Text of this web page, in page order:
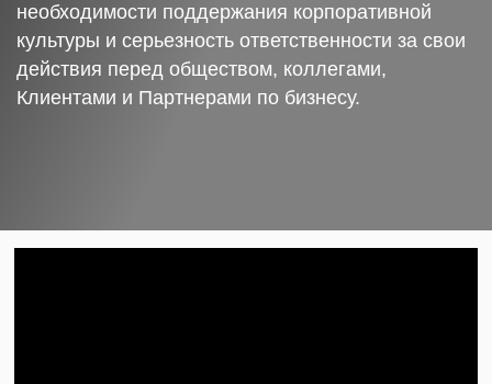
необходимости поддержания корпоративной
культуры и серьезность ответственности за свои
действия перед обществом, коллегами,
Клиентами и Партнерами по бизнесу.